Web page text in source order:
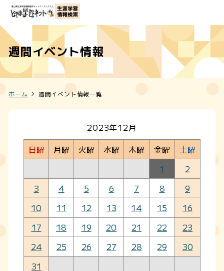
週間イベント情報
ホーム 週間イベント情報一覧
2023年12月
日曜
月曜 火曜 水曜 木曜 金曜
土曜
1
2
3
4 5 6 7 8
9
10
11 12 13 14 15
16
17
18 19 20 21 22
23
24
25 26 27 28 29
30
31